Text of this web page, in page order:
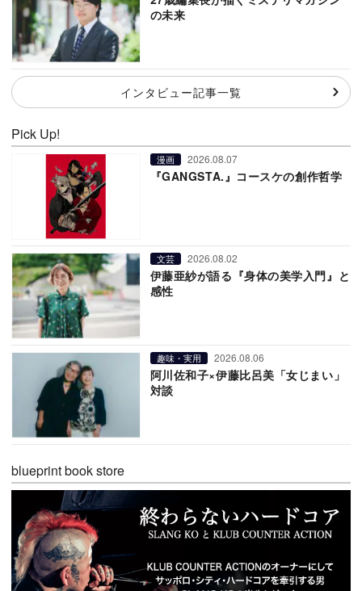
の未来
インタビュー記事一覧
Pick Up!
漫画 2026.08.07
『GANGSTA.』コースケの創作哲学
文芸 2026.08.02
伊藤亜紗が語る『身体の美学入門』と
感性
趣味・実用 2026.08.06
阿川佐和子×伊藤比呂美「女じまい」
対談
blueprint book store